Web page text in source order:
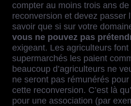
compter au moins trois ans
reconversion et devez passer
savoir que si sur votre
vous ne pouvez pas
exigeant. Les agriculteurs
supermarchés les paient
beaucoup d’agriculteurs ne
ne seront pas rémunérés
cette reconversion. C’est là
pour une association (par